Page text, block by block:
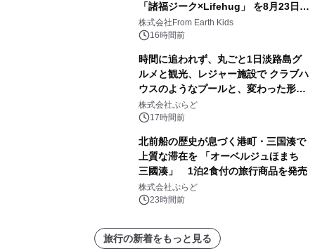
「諸福ジーク×Lifehug」 を8月23日
(日)開催
株式会社From Earth Kids
16時間前
時間に追われず、丸ごと1日淡路島グ
ルメと観光、レジャー施設で クラブハ
ウスのようなプールと、変わった形の
サウナも 「THE BOXY AWAJI」のお
得な素泊まり連泊プランで
株式会社ぷらど
17時間前
北前船の歴史が息づく港町・三国湊で
上質な滞在を 「オーベルジュほまち
三國湊」 1泊2食付の旅行商品を発売
株式会社ぷらど
23時間前
旅行の新着をもっと見る